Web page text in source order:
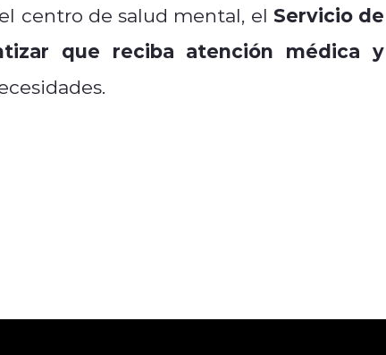
centro de salud mental, el Servicio de
que reciba atención médica y